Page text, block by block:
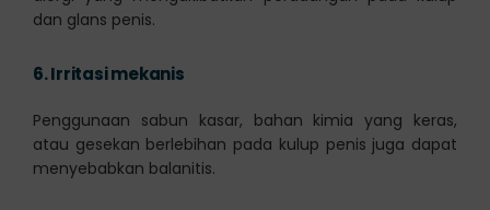
dan glans penis.
6.Irritasi mekanis
Penggunaan sabun kasar, bahan kimia yang keras,
atau gesekan berlebihan pada kulup penis juga dapat
menyebabkan balanitis.